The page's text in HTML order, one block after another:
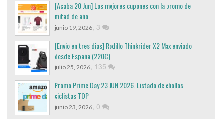
[Acaba 20 Jun] Los mejores cupones con la promo de
mitad de año
junio 19, 2026, 3
[Envio en tres dias] Rodillo Thinkrider X2 Max enviado
desde España (220€)
julio 25, 2026, 135
Promo Prime Day 23 JUN 2026. Listado de chollos
ciclistas TOP
junio 23, 2026, 0